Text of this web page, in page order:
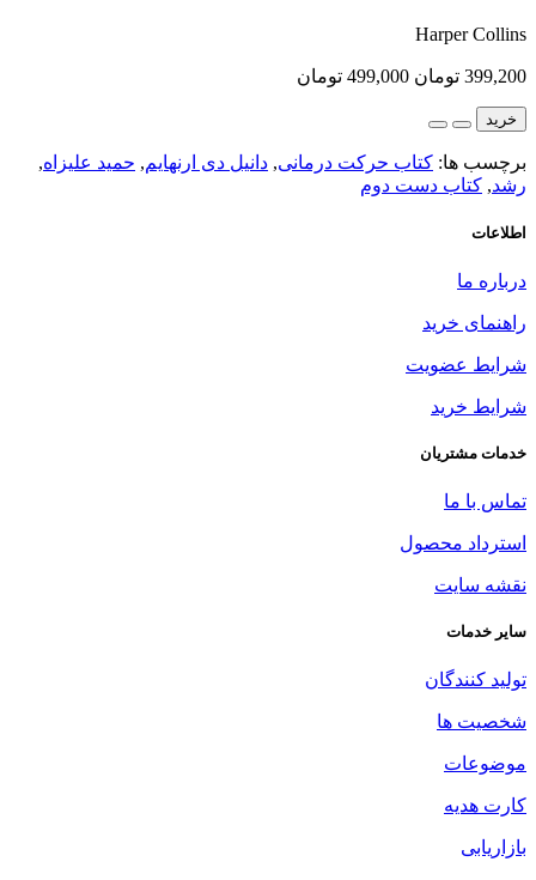
Harper Collins
399,200 تومان 499,000 تومان
خرید
برچسب ها: کتاب حرکت درمانی, دانیل دی ارنهایم, حمید علیزاه,
رشد, کتاب دست دوم
اطلاعات
درباره ما
راهنمای خرید
شرایط عضویت
شرایط خرید
خدمات مشتریان
تماس با ما
استرداد محصول
نقشه سایت
سایر خدمات
تولید کنندگان
شخصیت ها
موضوعات
کارت هدیه
بازاریابی